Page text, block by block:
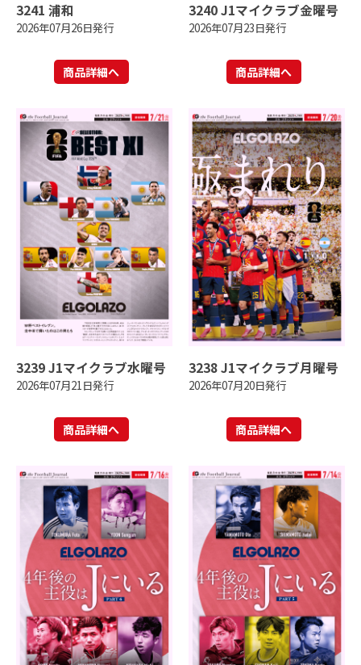
3241 浦和
2026年07月26日発行
商品詳細へ
3240 J1マイクラブ金曜号
2026年07月23日発行
商品詳細へ
3239 J1マイクラブ水曜号
2026年07月21日発行
商品詳細へ
3238 J1マイクラブ月曜号
2026年07月20日発行
商品詳細へ